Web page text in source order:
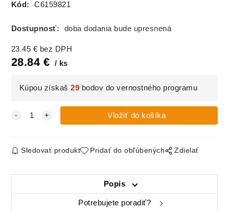
Kód: C6159821
Dostupnosť: doba dodania bude upresnená
23.45 € bez DPH
28.84€ ks
Kúpou získaš29 bodov do vernostného programu
Sledovať produkt Pridať do obľúbených Zdielať
Popis
Potrebujete poradiť?